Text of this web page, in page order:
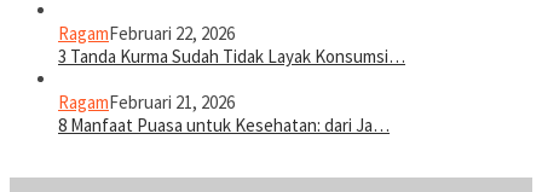
RagamFebruari 22, 2026
3 Tanda Kurma Sudah Tidak Layak Konsumsi…
RagamFebruari 21, 2026
8 Manfaat Puasa untuk Kesehatan: dari Ja…